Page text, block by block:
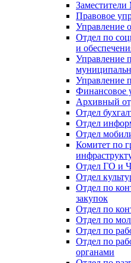
Правовое
Управление
Отдел по
и
Управление
Управление
Финансовое
Архивный
Отдел
Отдел
Отдел
Комитет по
Отдел ГО и
Отдел
Отдел по
закупок
Отдел по
Отдел по
Отдел по
Отдел по
органами